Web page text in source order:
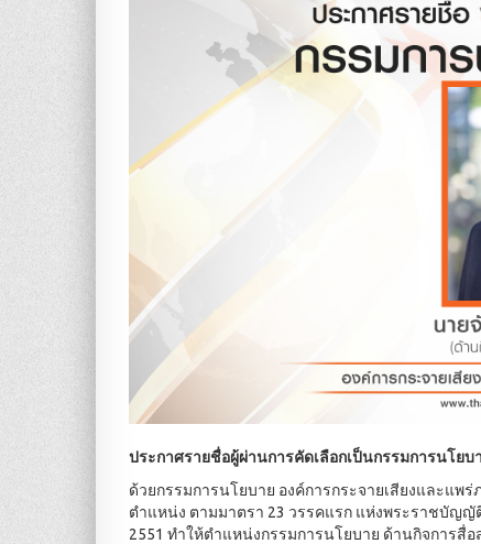
ประกาศรายชื่อผู้ผ่านการคัดเลือกเป็นกรรมการนโย
ด้วยกรรมการนโยบาย องค์การกระจายเสียงและแพ
ตำแหน่ง ตามมาตรา 23 วรรคแรก แห่งพระราชบัญญั
2551 ทำให้ตำแหน่งกรรมการนโยบาย ด้านกิจการสื่